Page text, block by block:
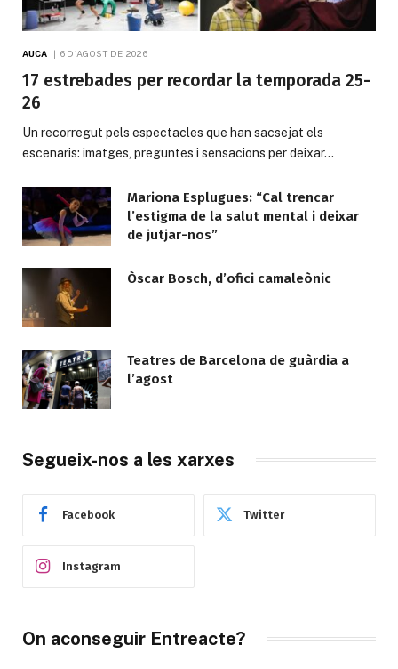
AUCA 6 D'AGOST DE 2026
17 estrebades per recordar la temporada 25-
26
Un recorregut pels espectacles que han sacsejat els
escenaris: imatges, preguntes i sensacions per deixar…
Mariona Esplugues: “Cal trencar
l’estigma de la salut mental i deixar
de jutjar-nos”
Òscar Bosch, d’ofici camaleònic
Teatres de Barcelona de guàrdia a
l’agost
Segueix-nos a les xarxes
Facebook Twitter
Instagram
On aconseguir Entreacte?